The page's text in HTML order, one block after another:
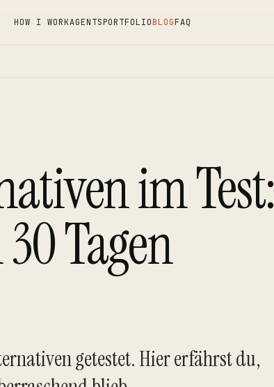
HOW I WORKAGENTSPORTFOLIOBLOGFAQ
im Test:
Tagen
getestet. Hier erfährst du,